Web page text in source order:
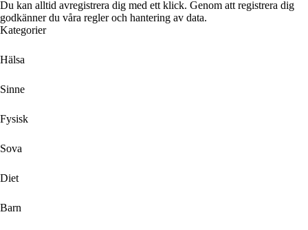
Du kan alltid avregistrera dig med ett klick. Genom att registrera dig
godkänner du våra regler och hantering av data.
Kategorier
Hälsa
Sinne
Fysisk
Sova
Diet
Barn